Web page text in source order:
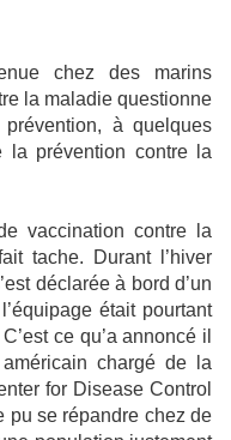
chez des marins
la maladie questionne
prévention, à quelques
la prévention contre la
vaccination contre la
tache. Durant l’hiver
déclarée à bord d’un
était pourtant
ce qu’a annoncé il
chargé de la
for Disease Control
pu se répandre chez de